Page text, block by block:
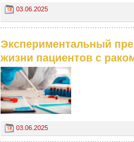
03.06.2025
Экспериментальный
жизни пациентов с
03.06.2025